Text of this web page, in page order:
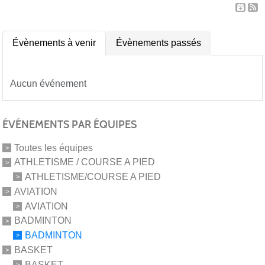
Évènements à venir Évènements passés
Aucun événement
ÉVÉNEMENTS PAR ÉQUIPES
Toutes les équipes
ATHLETISME / COURSE A PIED
ATHLETISME/COURSE A PIED
AVIATION
AVIATION
BADMINTON
BADMINTON
BASKET